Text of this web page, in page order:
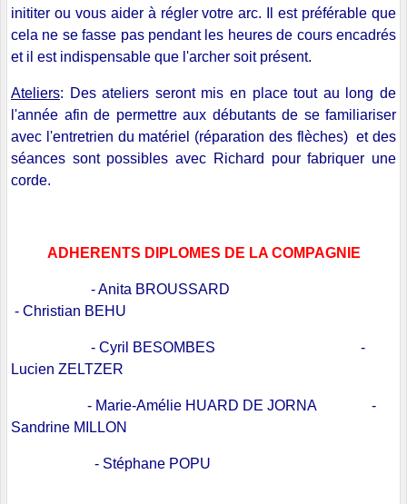
inititer ou vous aider à régler votre arc. Il est préférable que
cela ne se fasse pas pendant les heures de cours encadrés
et il est indispensable que l'archer soit présent.
Ateliers: Des ateliers seront mis en place tout au long de
l'année afin de permettre aux débutants de se familiariser
avec l'entretrien du matériel (réparation des flèches) et des
séances sont possibles avec Richard pour fabriquer une
corde.
ADHERENTS DIPLOMES DE LA COMPAGNIE
- Anita BROUSSARD
- Christian BEHU
- Cyril BESOMBES -
Lucien ZELTZER
- Marie-Amélie HUARD DE JORNA -
Sandrine MILLON
- Stéphane POPU